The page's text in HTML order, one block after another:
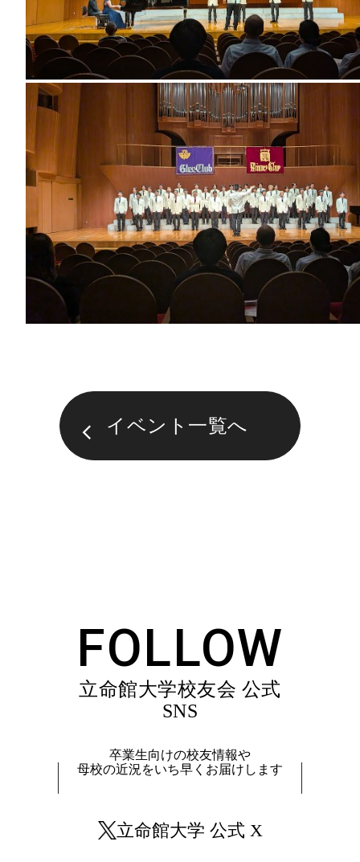
イベント一覧へ
FOLLOW
立命館大学校友会 公式
SNS
卒業生向けの校友情報や
母校の近況をいち早くお届けします
立命館大学 公式 X